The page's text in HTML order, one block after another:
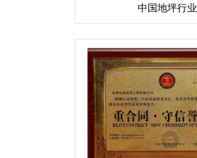
中国地坪行业